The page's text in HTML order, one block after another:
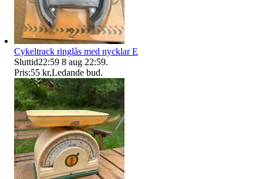
Cykeltrack ringlås med nycklar E
Sluttid22:59 8 aug 22:59.
Pris:55 kr,Ledande bud.